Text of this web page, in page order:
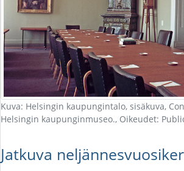
Kuva: Helsingin kaupungintalo, sisäkuva,
Helsingin kaupunginmuseo., Oikeudet:
Jatkuva